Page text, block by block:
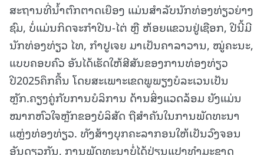
ສະຖານທີ່ນໍ້າຕົກຕາດເຍືອງ ແມ່ນສໍາລັບນັກທ່ອງທ່ຽວຍ່າງ
ຊົມ, ບໍ່ແມ່ນກິດຈະກໍາປີນ-ໄຕ່ ຫຼື ຫ້ອຍແຂວນຢູ່ເຊືອກ, ປີນີ້ມີ
ນັກທ່ອງທ່ຽວ ໄທ, ກໍາປູເຈຍ ມາເປັນຄາລາວານ, ໝູ່ຄະນະ,
ແບບຄອບຄົວ ອັນໄດ້ເຮັດໃຫ້ສີສັນຂອງການທ່ອງທ່ຽວ
ປີ2025ຄຶກຄື້ນ ໂດຍສະເພາະເຂດພູພຽງບໍລະເວນເປັນ
ຫຼັກ.ຄຽງຄູ່ກັບການບໍລິການ ດ້ານສິ່ງແວດລ້ອມ ຍັງແມ່ນ
ໝາກຫົວໃຈຫຼັກຂອງບໍລິສັດ ຖືສໍາຄັນໃນການພັດທະນາ
ແຫຼ່ງທ່ອງທ່ຽວ. ທັງສ້າງບຸກຄະລາກອນໃຫ້ເປັນວົງຈອນ
ອັນດຽວກັນ, ການພັດທະນາບໍ່ໄດ້ປ່ຽນແປງທໍາມະຊາດ